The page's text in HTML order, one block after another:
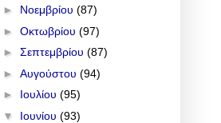
► Νοεμβρίου (87)
► Οκτωβρίου (97)
► Σεπτεμβρίου (87)
► Αυγούστου (94)
► Ιουλίου (95)
▼ Ιουνίου (93)